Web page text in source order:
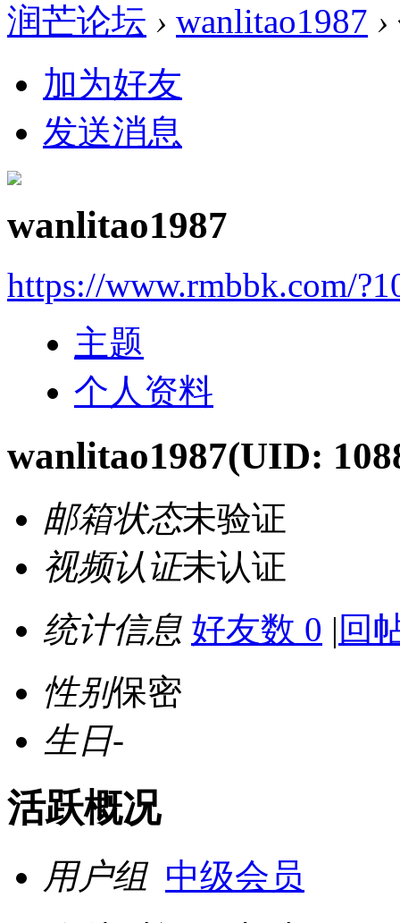
润芒论坛 › wanlitao1987 ›
加为好友
发送消息
wanlitao1987
https://www.rmbbk.com/
主题
个人资料
wanlitao1987(UID:
邮箱状态未验证
视频认证未认证
统计信息 好友数 0 | 回
性别保密
生日-
活跃概况
用户组 中级会员